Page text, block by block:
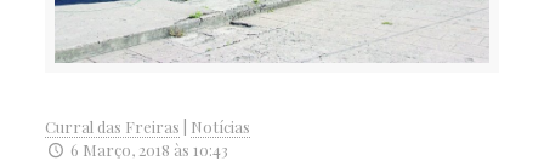
Curral das Freiras
Notícias
6 Março, 2018 às 10:43